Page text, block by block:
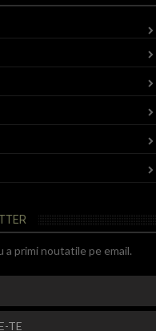
primi noutatile pe email.